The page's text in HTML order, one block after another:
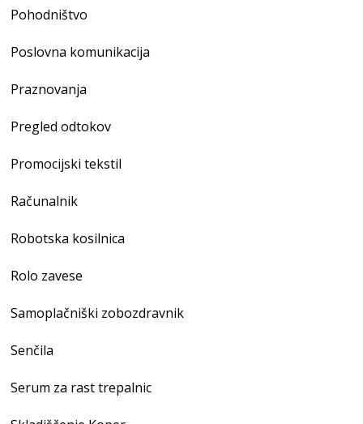
Pohodništvo
Poslovna komunikacija
Praznovanja
Pregled odtokov
Promocijski tekstil
Računalnik
Robotska kosilnica
Rolo zavese
Samoplačniški zobozdravnik
Senčila
Serum za rast trepalnic